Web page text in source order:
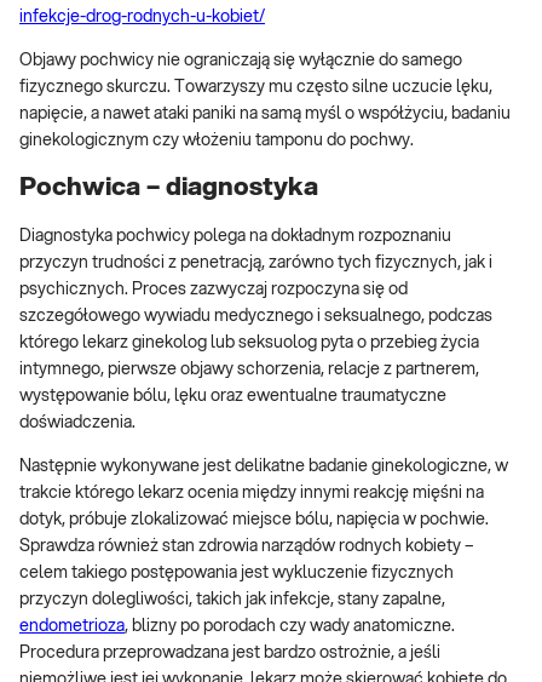
infekcje-drog-rodnych-u-kobiet/
Objawy pochwicy nie ograniczają się wyłącznie do samego
fizycznego skurczu. Towarzyszy mu często silne uczucie lęku,
napięcie, a nawet ataki paniki na samą myśl o współżyciu, badaniu
ginekologicznym czy włożeniu tamponu do pochwy.
Pochwica – diagnostyka
Diagnostyka pochwicy polega na dokładnym rozpoznaniu
przyczyn trudności z penetracją, zarówno tych fizycznych, jak i
psychicznych. Proces zazwyczaj rozpoczyna się od
szczegółowego wywiadu medycznego i seksualnego, podczas
którego lekarz ginekolog lub seksuolog pyta o przebieg życia
intymnego, pierwsze objawy schorzenia, relacje z partnerem,
występowanie bólu, lęku oraz ewentualne traumatyczne
doświadczenia.
Następnie wykonywane jest delikatne badanie ginekologiczne, w
trakcie którego lekarz ocenia między innymi reakcję mięśni na
dotyk, próbuje zlokalizować miejsce bólu, napięcia w pochwie.
Sprawdza również stan zdrowia narządów rodnych kobiety –
celem takiego postępowania jest wykluczenie fizycznych
przyczyn dolegliwości, takich jak infekcje, stany zapalne,
endometrioza, blizny po porodach czy wady anatomiczne.
Procedura przeprowadzana jest bardzo ostrożnie, a jeśli